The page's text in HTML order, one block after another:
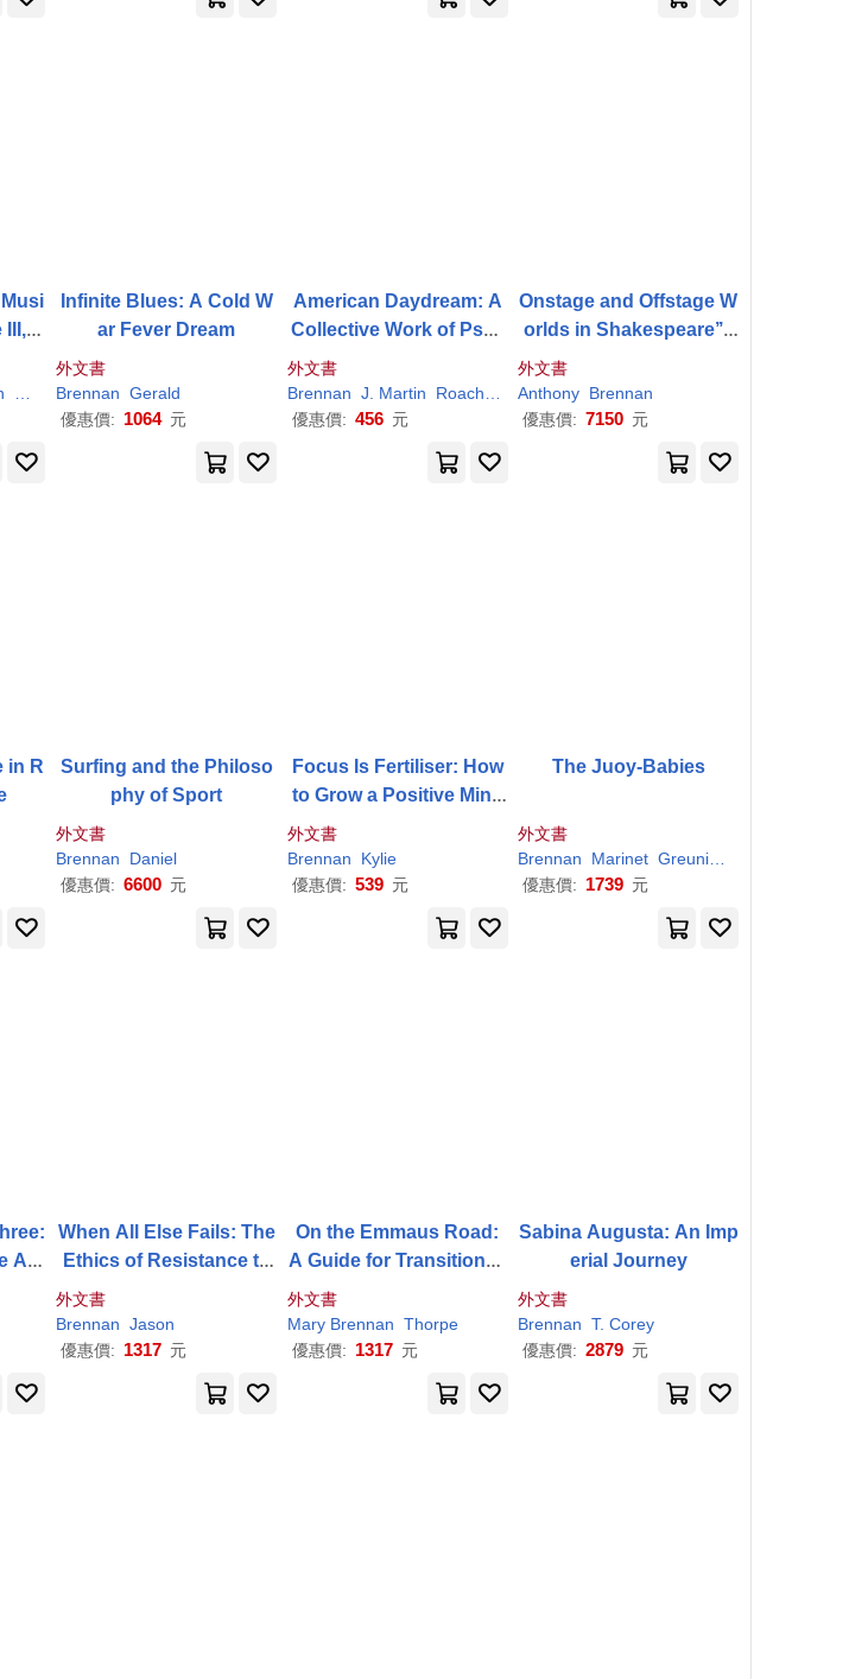
1
Aid
Martin Matt Simon
Infinite Blues: A Cold W
ar Fever Dream
外文書
Brennan Gerald
優惠價: 1064 元
American Daydream: A
Collective Work of Psyc
外文書
Brennan J. Martin Roach
Strangeweather
優惠價: 456 元
Onstage and Offstage W
orlds in Shakespeare’’s
外文書
Anthony Brennan
優惠價: 7150 元
in R
Surfing and the Philoso
phy of Sport
外文書
Brennan
Daniel
優惠價: 6600 元
Focus Is Fertiliser: How
to Grow a Positive Mind
外文書
Brennan
Kylie
優惠價: 539 元
The Juoy-Babies
外文書
Brennan
Marinet Greuning
優惠價: 1739 元
Art
When All Else Fails: The
Ethics of Resistance to
State Injustice
外文書
Brennan Jason
優惠價: 1317 元
On the Emmaus Road:
A Guide for Transitions i
n Ordained Leadership
外文書
Mary Brennan Thorpe
優惠價: 1317 元
Sabina Augusta: An Imp
erial Journey
外文書
Brennan T. Corey
優惠價: 2879 元